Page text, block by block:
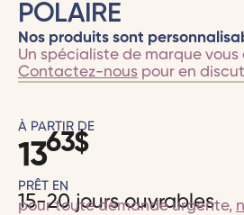
POLAIRE
Nos produits sont
Un spécialiste de marque vous
Contactez-nouspour en
À PARTIR DE
1363$
PRÊT EN
15-20 jours ouvrables
pour toute demande urgente,